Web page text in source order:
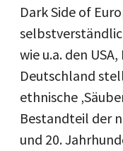
Dark Side of
wie u.a. den
Deutschland
ethnische
Bestandteil der
und 20.